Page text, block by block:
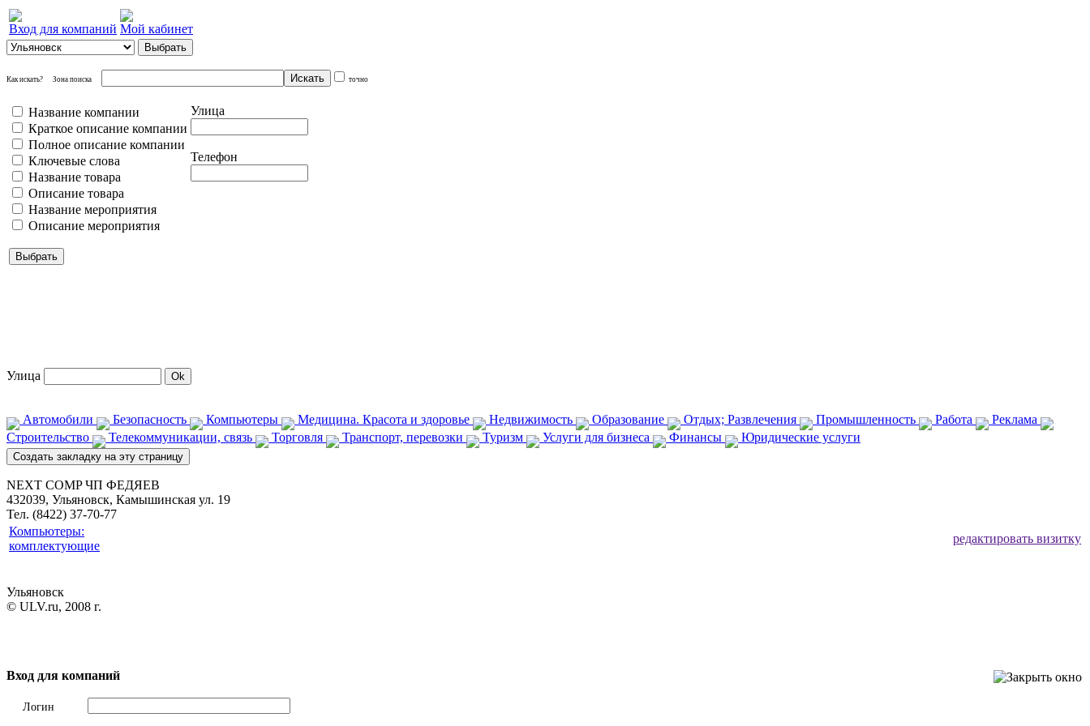
Вход для компаний Мой кабинет
Как искать? Зона поиска точно
Название компании
Краткое описание компании
Полное описание компании
Ключевые слова
Название товара
Описание товара
Название мероприятия
Описание мероприятия
Улица
Телефон
Улица
Автомобили Безопасность Компьютеры Медицина. Красота и здоровье Недвижимость Образование Отдых; Развлечения Промышленность Работа
Реклама
Строительство
Телекоммуникации, связь Торговля Транспорт, перевозки Туризм Услуги для бизнеса Финансы Юридические услуги
NEXT COMP ЧП ФЕДЯЕВ
432039, Ульяновск, Камышинская ул. 19
Тел. (8422) 37-70-77
Компьютеры:
комплектующие
редактировать визитку
Ульяновск
© ULV.ru, 2008 г.
Вход для компаний
Логин